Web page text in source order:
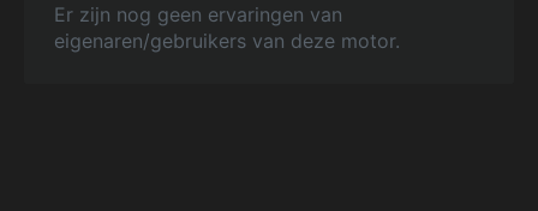
Er zijn nog geen ervaringen van
eigenaren/gebruikers van deze motor.